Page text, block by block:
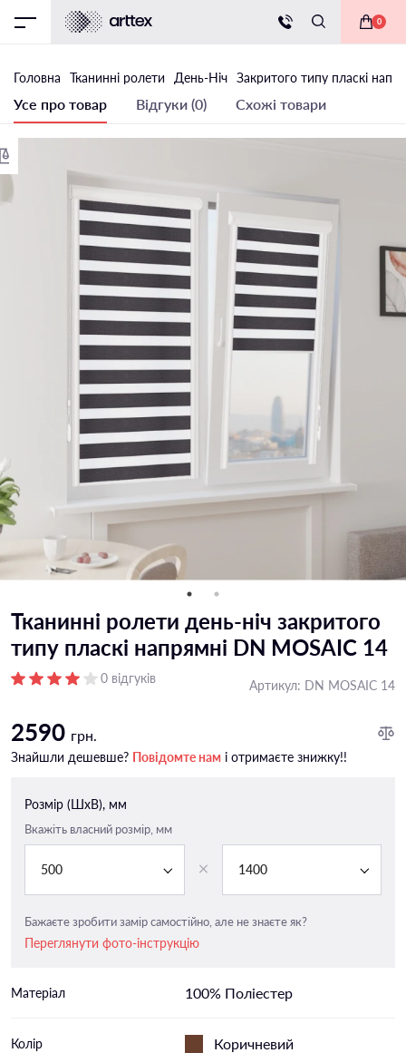
0
Головна Тканинні ролети День-Ніч Закритого типу пласкі
Усе про товар Відгуки (0) Схожі товари
Тканинні ролети день-ніч закритого
типу пласкі напрямні DN MOSAIC 14
0 відгуків Артикул: DN MOSAIC 14
2590 грн.
Знайшли дешевше? Повідомте нам і отримаєте знижку!!
Розмір (ШxВ), мм
Вкажіть власний розмір, мм
500 1400
Бажаєте зробити замір самостійно, але не знаєте як?
Переглянути фото-інструкцію
Матеріал 100% Поліестер
Колір Коричневий